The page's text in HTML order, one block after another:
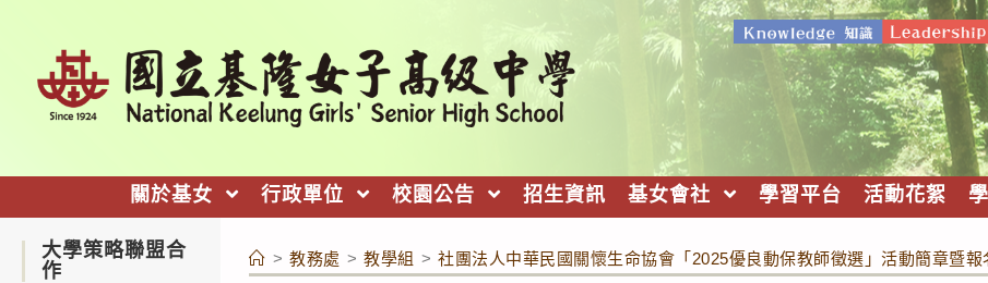
關於基女 行政單位 校園公告 招生資訊 基女會社 學習平台 活動花絮
> 教務處 > 教學組 > 社團法人中華民國關懷生命協會「2025優良動保教師徵選」活動簡章暨
大學策略聯盟合
作